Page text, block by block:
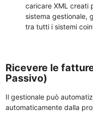
caricare XML creati
sistema gestionale,
tra tutti i sistemi
Ricevere le
Passivo)
Il gestionale può
automaticamente dalla